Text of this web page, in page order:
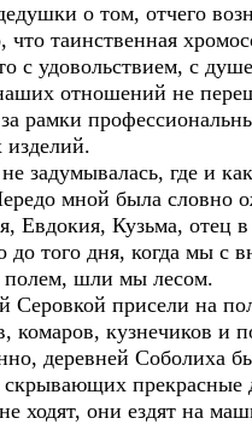
о том, отчего
что таинственная
с удовольствием, с
отношений не
рамки
задумывалась, где и
мной была словно
Евдокия, Кузьма, отец
до того дня, когда мы с
шли мы лесом.
Серовкой присели на
комаров, кузнечиков и
деревней Соболиха
скрывающих
ходят, они ездят на